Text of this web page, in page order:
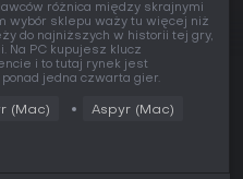
różnica między skrajnymi
wybór sklepu waży tu więcej niż
do najniższych w historii tej gry,
Na PC kupujesz klucz
i to tutaj rynek jest
jedna czwarta gier.
(Mac) Aspyr (Mac)